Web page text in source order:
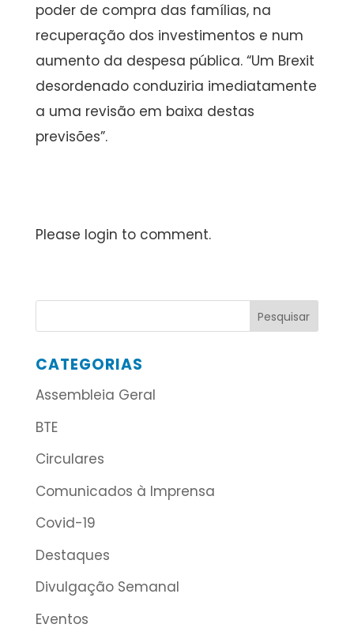
poder de compra das famílias, na
recuperação dos investimentos e num
aumento da despesa pública. “Um Brexit
desordenado conduziria imediatamente
a uma revisão em baixa destas
previsões”.
Please login to comment.
CATEGORIAS
Assembleia Geral
BTE
Circulares
Comunicados à Imprensa
Covid-19
Destaques
Divulgação Semanal
Eventos